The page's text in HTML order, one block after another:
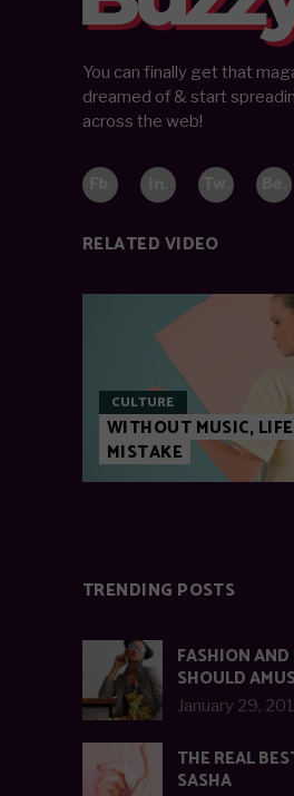
You can finally get that
dreamed of & start
across the web!
RELATED VIDEO
CULTURE
WITHOUT MUSIC,
MISTAKE
TRENDING POSTS
FASHION AND
SHOULD
January 29,
THE REAL
SASHA